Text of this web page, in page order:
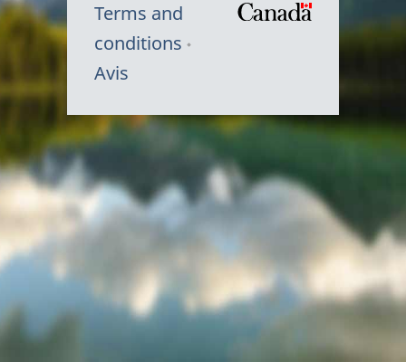
Terms and
conditions
Avis
Symbole
du